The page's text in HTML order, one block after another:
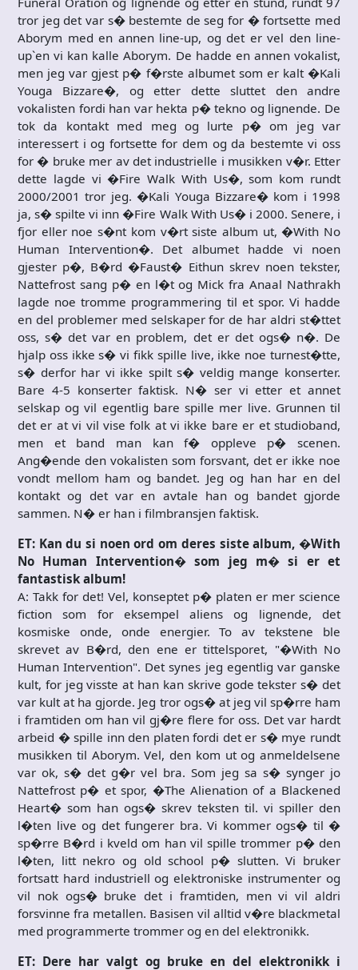
tror jeg det var s� bestemte de seg for � fortsette med
Aborym med en annen line-up, og det er vel den line-
up`en vi kan kalle Aborym. De hadde en annen vokalist,
men jeg var gjest p� f�rste albumet som er kalt �Kali
Youga Bizzare�, og etter dette sluttet den andre
vokalisten fordi han var hekta p� tekno og lignende. De
tok da kontakt med meg og lurte p� om jeg var
interessert i og fortsette for dem og da bestemte vi oss
for � bruke mer av det industrielle i musikken v�r. Etter
dette lagde vi �Fire Walk With Us�, som kom rundt
2000/2001 tror jeg. �Kali Youga Bizzare� kom i 1998
ja, s� spilte vi inn �Fire Walk With Us� i 2000. Senere, i
fjor eller noe s�nt kom v�rt siste album ut, �With No
Human Intervention�. Det albumet hadde vi noen
gjester p�, B�rd �Faust� Eithun skrev noen tekster,
Nattefrost sang p� en l�t og Mick fra Anaal Nathrakh
lagde noe tromme programmering til et spor. Vi hadde
en del problemer med selskaper for de har aldri st�ttet
oss, s� det var en problem, det er det ogs� n�. De
hjalp oss ikke s� vi fikk spille live, ikke noe turnest�tte,
s� derfor har vi ikke spilt s� veldig mange konserter.
Bare 4-5 konserter faktisk. N� ser vi etter et annet
selskap og vil egentlig bare spille mer live. Grunnen til
det er at vi vil vise folk at vi ikke bare er et studioband,
men et band man kan f� oppleve p� scenen.
Ang�ende den vokalisten som forsvant, det er ikke noe
vondt mellom ham og bandet. Jeg og han har en del
kontakt og det var en avtale han og bandet gjorde
sammen. N� er han i filmbransjen faktisk.
ET: Kan du si noen ord om deres siste album, �With
No Human Intervention� som jeg m� si er et
fantastisk album!
A: Takk for det! Vel, konseptet p� platen er mer science
fiction som for eksempel aliens og lignende, det
kosmiske onde, onde energier. To av tekstene ble
skrevet av B�rd, den ene er tittelsporet, "�With No
Human Intervention". Det synes jeg egentlig var ganske
kult, for jeg visste at han kan skrive gode tekster s� det
var kult at ha gjorde. Jeg tror ogs� at jeg vil sp�rre ham
i framtiden om han vil gj�re flere for oss. Det var hardt
arbeid � spille inn den platen fordi det er s� mye rundt
musikken til Aborym. Vel, den kom ut og anmeldelsene
var ok, s� det g�r vel bra. Som jeg sa s� synger jo
Nattefrost p� et spor, �The Alienation of a Blackened
Heart� som han ogs� skrev teksten til. vi spiller den
l�ten live og det fungerer bra. Vi kommer ogs� til �
sp�rre B�rd i kveld om han vil spille trommer p� den
l�ten, litt nekro og old school p� slutten. Vi bruker
fortsatt hard industriell og elektroniske instrumenter og
vil nok ogs� bruke det i framtiden, men vi vil aldri
forsvinne fra metallen. Basisen vil alltid v�re blackmetal
med programmerte trommer og en del elektronikk.
ET: Dere har valgt og bruke en del elektronikk i